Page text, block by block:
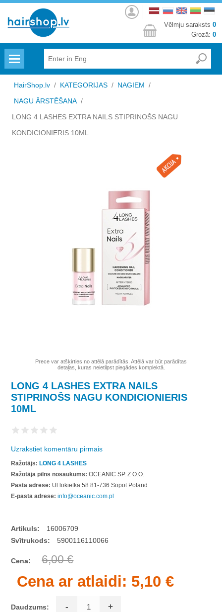
Autorizēties
Vēlmju saraksts 0
Grozā: 0
HairShop.lv / KATEGORIJAS / NAGIEM /
NAGU ĀRSTĒŠANA /
LONG 4 LASHES EXTRA NAILS STIPRINOŠS NAGU
KONDICIONIERIS 10ML
Prece var atšķirties no attēlā parādītās. Attēlā var būt parādītas
detaļas, kuras neietilpst piegādes komplektā.
LONG 4 LASHES EXTRA NAILS
STIPRINOŠS NAGU KONDICIONIERIS
10ML
Uzrakstiet komentāru pirmais
Ražotājs: LONG 4 LASHES
Ražotāja pilns nosaukums: OCEANIC SP. Z O.O.
Pasta adrese: Ul lokietka 58 81-736 Sopot Poland
E-pasta adrese: info@oceanic.com.pl
Artikuls:
16006709
Svītrukods:
5900116110066
Cena: 6,00 €
Cena ar atlaidi: 5,10 €
Daudzums: - +